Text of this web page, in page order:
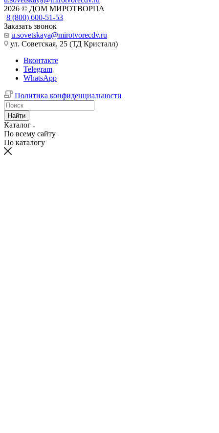
2026 © ДОМ МИРОТВОРЦА
8 (800) 600-51-53
Заказать звонок
u.sovetskaya@mirotvorecdv.ru
ул. Советская, 25 (ТД Кристалл)
Вконтакте
Telegram
WhatsApp
Политика конфиденциальности
Найти
Каталог
По всему сайту
По каталогу